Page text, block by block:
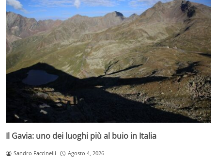
Il Gavia: uno dei luoghi più al buio in Italia
Sandro Faccinelli Agosto 4, 2026